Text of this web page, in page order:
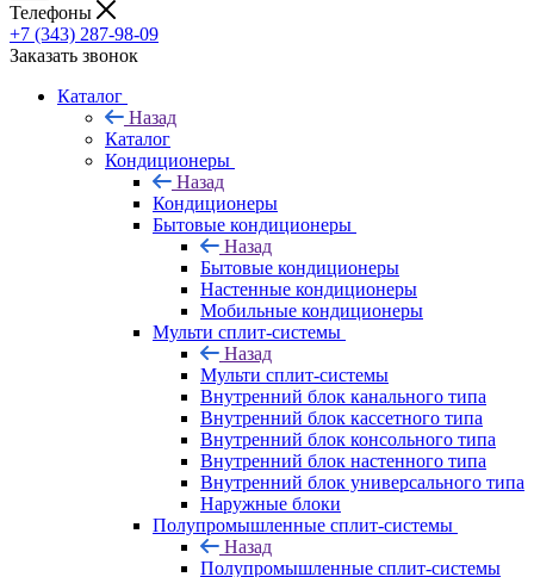
Телефоны
+7 (343) 287-98-09
Заказать звонок
Каталог
Назад
Каталог
Кондиционеры
Назад
Кондиционеры
Бытовые кондиционеры
Назад
Бытовые кондиционеры
Настенные кондиционеры
Мобильные кондиционеры
Мульти сплит-системы
Назад
Мульти сплит-системы
Внутренний блок канального типа
Внутренний блок кассетного типа
Внутренний блок консольного типа
Внутренний блок настенного типа
Внутренний блок универсального типа
Наружные блоки
Полупромышленные сплит-системы
Назад
Полупромышленные сплит-системы